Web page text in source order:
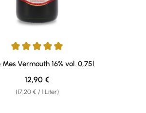
von 4.9 von 5 Sternen
Mes Vermouth 16% vol. 0,75l
(17,20 € / 1 Liter)
Regulärer Preis:
12,90 €